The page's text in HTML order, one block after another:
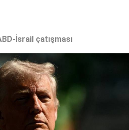
İsrail çatışması